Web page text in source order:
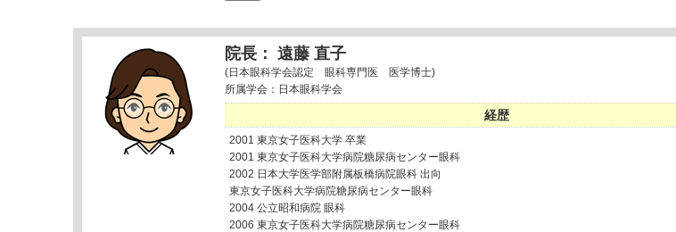
院長： 遠藤 直子
(日本眼科学会認定 眼科専門医 医学博士)
所属学会：日本眼科学会
経歴
2001 東京女子医科大学 卒業
2001 東京女子医科大学病院糖尿病センター眼科
2002 日本大学医学部附属板橋病院眼科 出向
東京女子医科大学病院糖尿病センター眼科
2004 公立昭和病院 眼科
2006 東京女子医科大学病院糖尿病センター眼科